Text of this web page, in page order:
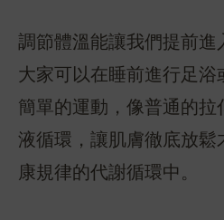
調節體溫能讓我們提前進
大家可以在睡前進行足
簡單的運動，像普通的拉
液循環，讓肌膚徹底放
康規律的代謝循環中。